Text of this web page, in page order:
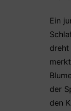
Ein
dreht
der
den